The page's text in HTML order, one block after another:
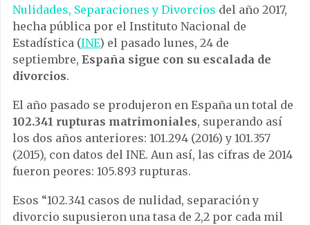
Nulidades, Separaciones y Divorcios del año 2017,
hecha pública por el Instituto Nacional de
Estadística (INE) el pasado lunes, 24 de
septiembre, España sigue con su escalada de
divorcios.
El año pasado se produjeron en España un total de
102.341 rupturas matrimoniales, superando así
los dos años anteriores: 101.294 (2016) y 101.357
(2015), con datos del INE. Aun así, las cifras de 2014
fueron peores: 105.893 rupturas.
Esos “102.341 casos de nulidad, separación y
divorcio supusieron una tasa de 2,2 por cada mil